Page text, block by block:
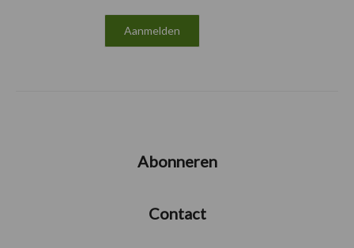
Abonneren
Contact